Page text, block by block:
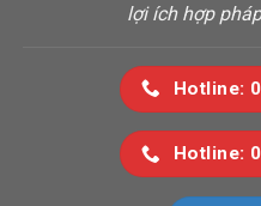
lợi ích hợp
Hotline:
Hotline: